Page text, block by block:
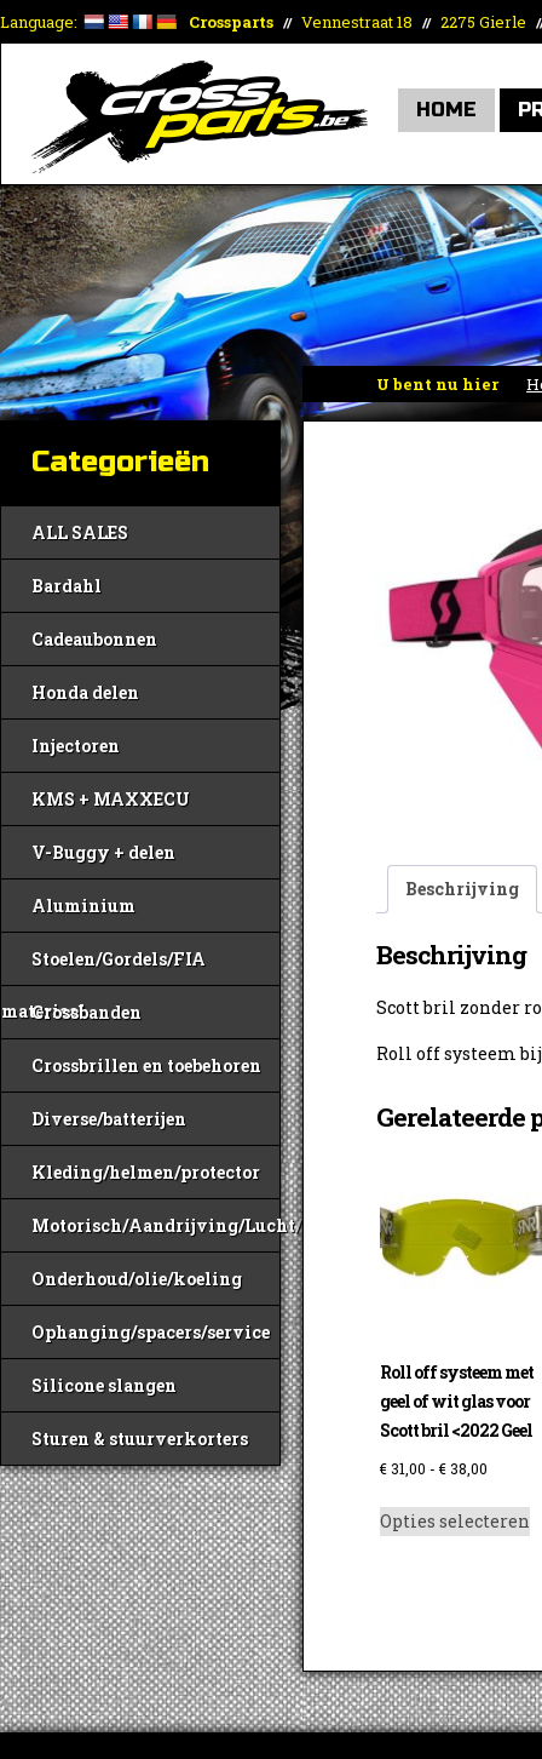
Language: Crossparts // Vennestraat 18 // 2275 Gierle
HOME
U bent nu hier
Categorieën
ALL SALES
Bardahl
Cadeaubonnen
Honda delen
Injectoren
KMS + MAXXECU
V-Buggy + delen
Aluminium
Stoelen/Gordels/FIA
materiaal
Crossbanden
Crossbrillen en toebehoren
Diverse/batterijen
Kleding/helmen/protector
Motorisch/Aandrijving/Lucht/Benzine
Onderhoud/olie/koeling
Ophanging/spacers/service
Silicone slangen
Sturen & stuurverkorters
Beschrijving
Beschrijving
Scott bril zonder
Roll off systeem
Gerelateerde
Roll off systeem met
geel of wit glas voor
Scott bril <2022 Geel
€ 31,00 - € 38,00
tot
Opties selecteren